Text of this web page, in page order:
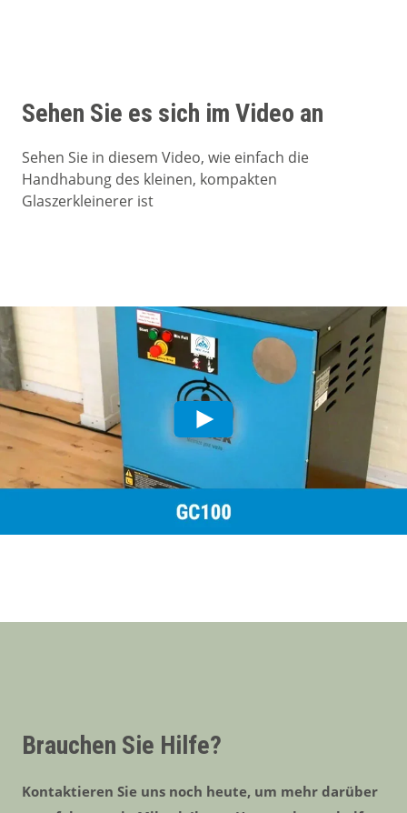
Sehen Sie es sich im Video an
Sehen Sie in diesem Video, wie einfach die
Handhabung des kleinen, kompakten
Glaszerkleinerer ist
Brauchen Sie Hilfe?
Kontaktieren Sie uns noch heute, um mehr darüber